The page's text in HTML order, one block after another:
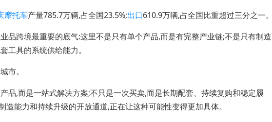
摩托车产量785.7万辆,占全国23.5%;出口610.9万辆,占全国比重超过三分之一。
跨境最重要的底气:这里不是只有单个产品,而是有完整产业链;不是只有制造
工具的系统供给能力。
市。
,而是一站式解决方案;不只是一次买卖,而是长期配套、持续复购和稳定履
能力和持续升级的开放通道,正在让这种可能性变得更加具体。